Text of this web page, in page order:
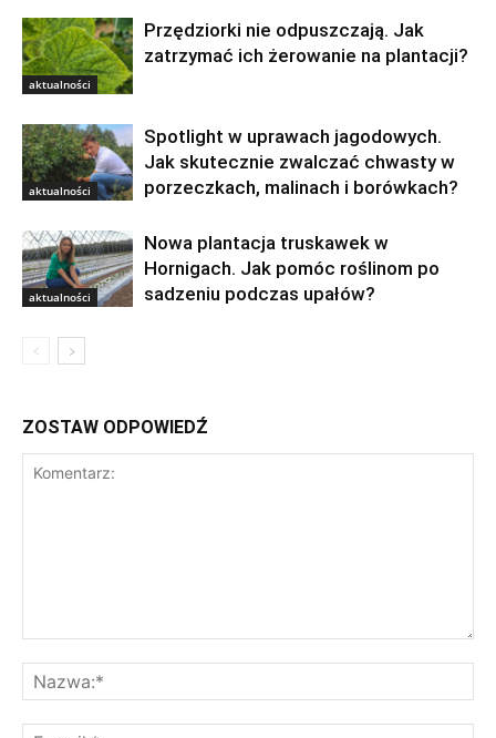
aktualności
Przędziorki nie odpuszczają. Jak
zatrzymać ich żerowanie na plantacji?
aktualności
Spotlight w uprawach jagodowych.
Jak skutecznie zwalczać chwasty w
porzeczkach, malinach i borówkach?
aktualności
Nowa plantacja truskawek w
Hornigach. Jak pomóc roślinom po
sadzeniu podczas upałów?
ZOSTAW ODPOWIEDŹ